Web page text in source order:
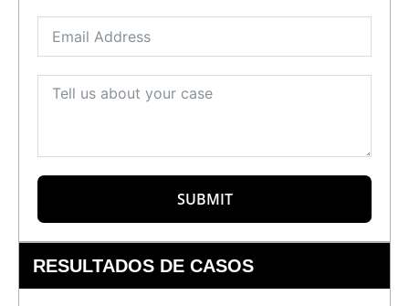
SUBMIT
RESULTADOS DE CASOS